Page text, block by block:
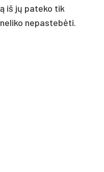
iš jų pateko tik
nepastebėti.